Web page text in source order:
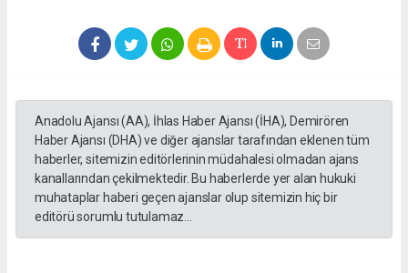
Anadolu Ajansı (AA), İhlas Haber Ajansı (İHA), Demirören
Haber Ajansı (DHA) ve diğer ajanslar tarafından eklenen tüm
haberler, sitemizin editörlerinin müdahalesi olmadan ajans
kanallarından çekilmektedir. Bu haberlerde yer alan hukuki
muhataplar haberi geçen ajanslar olup sitemizin hiç bir
editörü sorumlu tutulamaz...